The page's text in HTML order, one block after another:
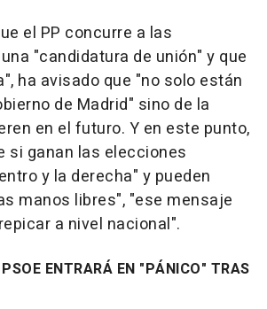
el PP concurre a las
"candidatura de unión" y que
ha avisado que "no solo están
de Madrid" sino de la
en el futuro. Y en este punto,
si ganan las elecciones
y la derecha" y pueden
manos libres", "ese mensaje
a nivel nacional".
ENTRARÁ EN "PÁNICO" TRAS